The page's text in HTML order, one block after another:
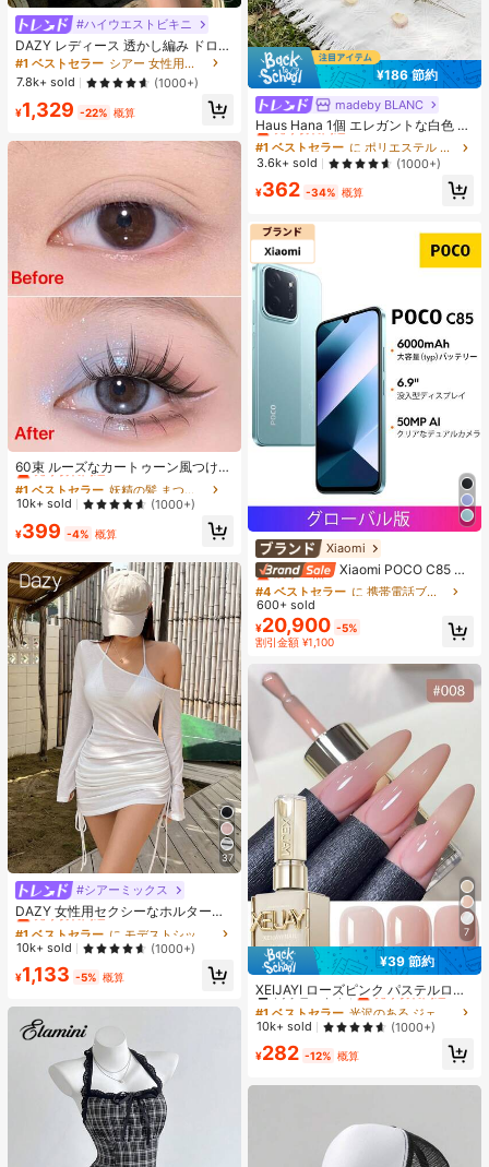
#ハイウエストビキニ
DAZY レディース 透かし編み ドロッ
プショルダー カバーアップ 夏 シア
ー バケーション ビーチ
#1 ベストセラー
シアー 女性用のカバーアップ
7.8k+ sold
(1000+)
¥1,329 -22% 概算
60束 ルーズなカートゥーン風つけま
つげ セクシーな猫目風 フェアリー
ナチュラル カートゥーン シングルク
ラスターまつげ
#1 ベストセラー
売り切れ間近！
#1 ベストセラー
売り切れ間近！
#1 ベストセラー
売り切れ間近！
#1 ベストセラー
売り切れ間近！
10k+ sold (1000+)
¥399 -4% 概算
37
#シアーミックス
DAZY 女性用セクシーなホルターネ
ック リボン ストラップ ルーチェ シ
アー ビーチカバーアップ水着ラッ
プ、夏のY2Kロングスリーブ女性用
トップス オフショル
#1 ベストセラー
売り切れ間近！
#1 ベストセラー
売り切れ間近！
#1 ベストセラー
売り切れ間近！
#1 ベストセラー
売り切れ間近！
10k+ sold (1000+)
¥1,133 -5% 概算
¥186 節約
madeby BLANC
Haus Hana 1個 エレガントな白色 ア
ウトドアキャンピングマット、ピク
ニックブランケット、ボヘミアンキ
ャンプラグ、ビーチタオル、家具カ
バー、多目的使用可能な両面ファブ
リックマット
#1 ベストセラー
売り切れ間近！
#1 ベストセラー
売り切れ間近！
#1 ベストセラー
売り切れ間近！
#1 ベストセラー
に ポリエステル ピクニックマット
売り切れ間近！
3.6k+ sold (1000+)
¥362 -34% 概算
Xiaomi
Xiaomi POCO C85 NF
C スマートフォン 6GB + 128GB/8G
B + 256GB グローバル版 6.9インチ
ドットドロップディスプレイ 120Hz
リフレッシュレート 6000mAh (Typ)
バッテリー 33W急速充電 50MPメイ
ンカメラ AI顔認証 IP64防塵・防水、
オリジナル正規品
#4 ベストセラー
残り 2 点
#4 ベストセラー
残り 2 点
#4 ベストセラー
残り 2 点
#4 ベストセラー
残り 2 点
600+ sold
¥20,900 -5%
割引金額 ¥1,100
7
¥39 節約
XEIJAYI ローズピンク パステルロー
ズカラーシリーズ スウィート ジェン
トル ネイルポリッシュジェル プロフ
ェッショナル ネイルサロン用
#1 ベストセラー
光沢のある ジェルネイルポリッシュ
高リピート率
売り切れ間近！
#1 ベストセラー
高リピート率
売り切れ間近！
#1 ベストセラー
高リピート率
売り切れ間近！
#1 ベストセラー
高リピート率
売り切れ間近！
10k+ sold (1000+)
¥282 -12% 概算